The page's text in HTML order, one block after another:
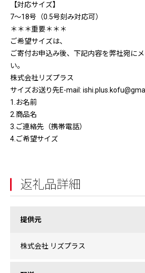
【対応サイズ】
7～18号（0.5号刻み対応可）
＊＊＊重要＊＊＊
ご希望サイズは、
ご寄付お申込み後、下記内容を弊社宛に
い。
株式会社リズプラス
サイズお送り先E-mail:
1.お名前
2.商品名
3.ご連絡先（携帯電話）
4.ご希望サイズ
返礼品詳細
提供元
株式会社 リズプラス